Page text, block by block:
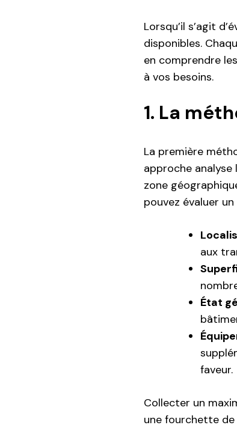
Lorsqu’il s’agit
disponibles.
en comprendre
à vos besoins.
1. La
La première
approche analyse
zone
pouvez évaluer
aux
État
faveur.
Collecter un
une fourchette